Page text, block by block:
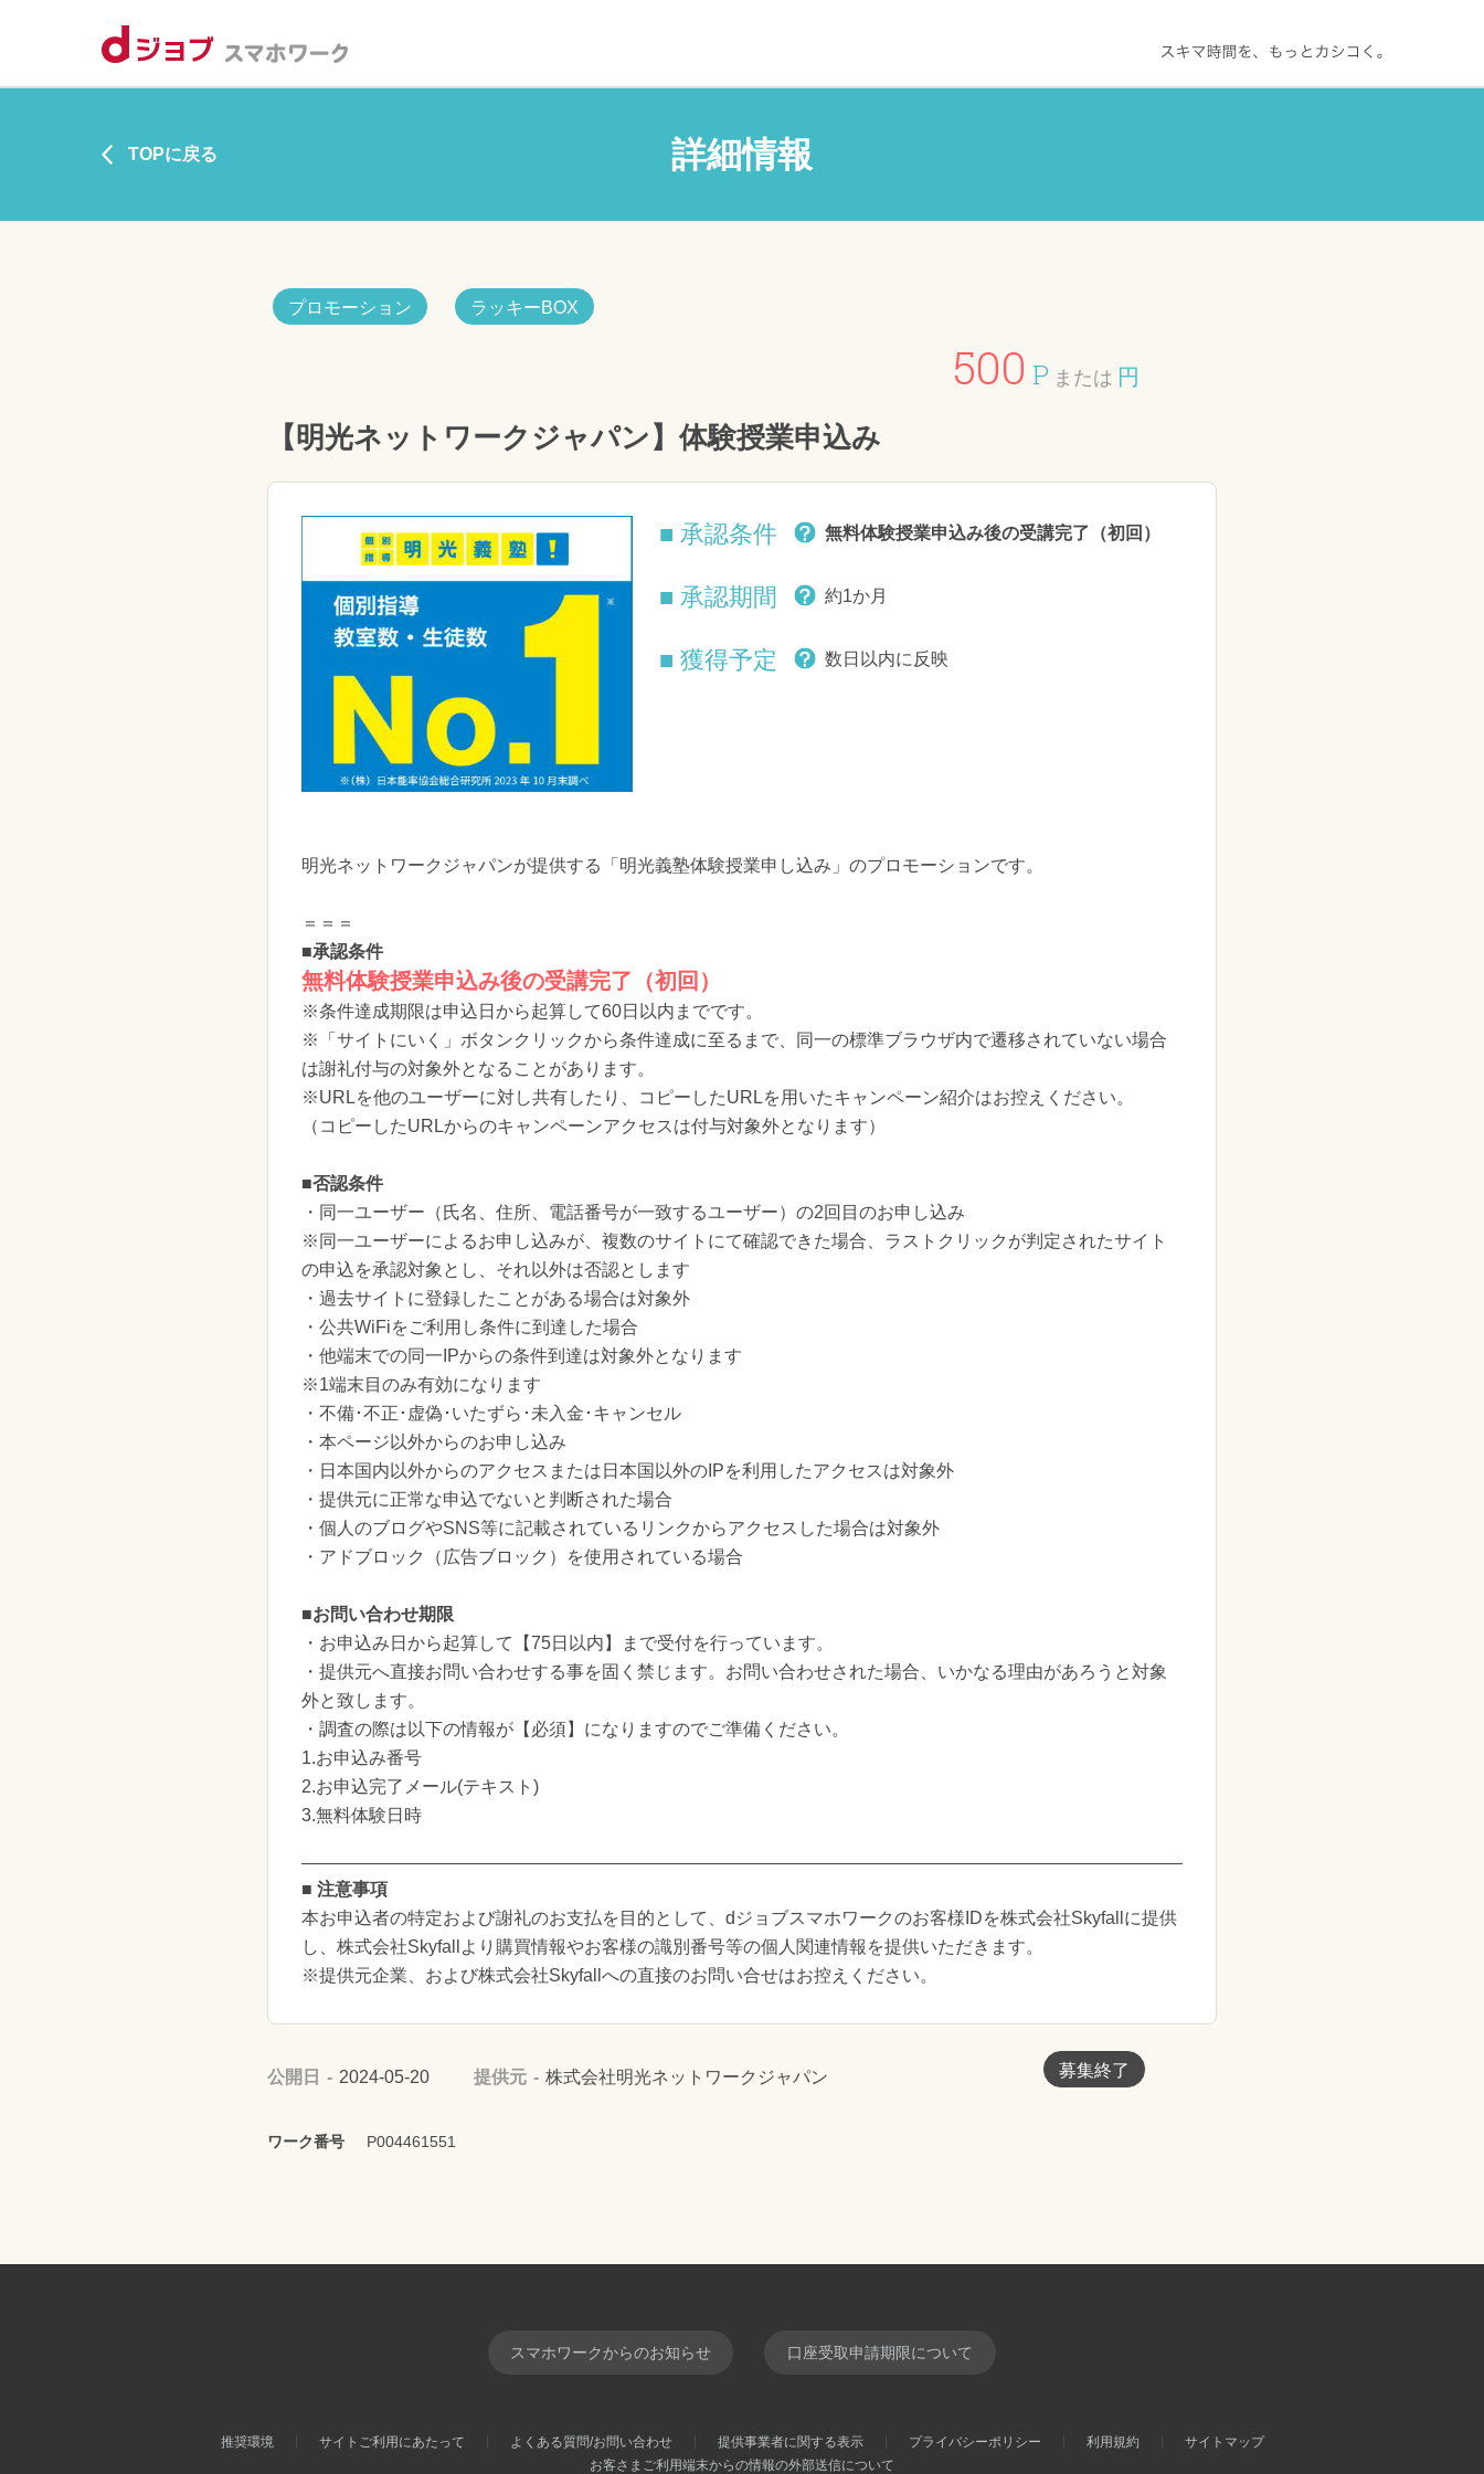
詳細情報
TOPに戻る
プロモーション ラッキーBOX
500 P または 円
【明光ネットワークジャパン】体験授業申込み
■ 承認条件 無料体験授業申込み後の受講完了（初回）
■ 承認期間 約1か月
■ 獲得予定 数日以内に反映
明光ネットワークジャパンが提供する「明光義塾体験授業申し込み」のプロモーションです。
＝＝＝
■承認条件
無料体験授業申込み後の受講完了（初回）
※条件達成期限は申込日から起算して60日以内までです。
※「サイトにいく」ボタンクリックから条件達成に至るまで、同一の標準ブラウザ内で遷移されていない場合
は謝礼付与の対象外となることがあります。
※URLを他のユーザーに対し共有したり、コピーしたURLを用いたキャンペーン紹介はお控えください。
（コピーしたURLからのキャンペーンアクセスは付与対象外となります）
■否認条件
・同一ユーザー（氏名、住所、電話番号が一致するユーザー）の2回目のお申し込み
※同一ユーザーによるお申し込みが、複数のサイトにて確認できた場合、ラストクリックが判定されたサイト
の申込を承認対象とし、それ以外は否認とします
・過去サイトに登録したことがある場合は対象外
・公共WiFiをご利用し条件に到達した場合
・他端末での同一IPからの条件到達は対象外となります
※1端末目のみ有効になります
・不備･不正･虚偽･いたずら･未入金･キャンセル
・本ページ以外からのお申し込み
・日本国内以外からのアクセスまたは日本国以外のIPを利用したアクセスは対象外
・提供元に正常な申込でないと判断された場合
・個人のブログやSNS等に記載されているリンクからアクセスした場合は対象外
・アドブロック（広告ブロック）を使用されている場合
■お問い合わせ期限
・お申込み日から起算して【75日以内】まで受付を行っています。
・提供元へ直接お問い合わせする事を固く禁じます。お問い合わせされた場合、いかなる理由があろうと対象
外と致します。
・調査の際は以下の情報が【必須】になりますのでご準備ください。
1.お申込み番号
2.お申込完了メール(テキスト)
3.無料体験日時
■ 注意事項
本お申込者の特定および謝礼のお支払を目的として、dジョブスマホワークのお客様IDを株式会社Skyfallに提供
し、株式会社Skyfallより購買情報やお客様の識別番号等の個人関連情報を提供いただきます。
※提供元企業、および株式会社Skyfallへの直接のお問い合せはお控えください。
募集終了
公開日 2024-05-20 提供元 株式会社明光ネットワークジャパン
ワーク番号 P004461551
スマホワークからのお知らせ 口座受取申請期限について
推奨環境 サイトご利用にあたって よくある質問/お問い合わせ 提供事業者に関する表示 プライバシーポリシー 利用規約
サイトマップ
お客さまご利用端末からの情報の外部送信について